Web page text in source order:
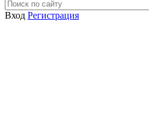
Вход Регистрация